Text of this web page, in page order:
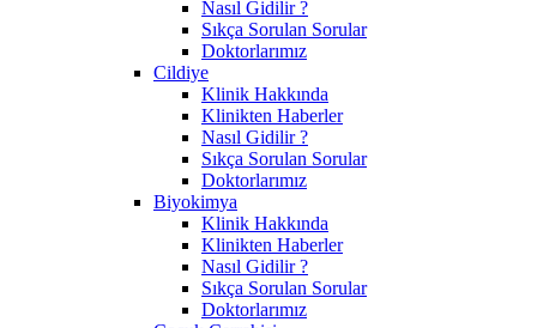
Nasıl Gidilir ?
Sıkça Sorulan Sorular
Doktorlarımız
Cildiye
Klinik Hakkında
Klinikten Haberler
Nasıl Gidilir ?
Sıkça Sorulan Sorular
Doktorlarımız
Biyokimya
Klinik Hakkında
Klinikten Haberler
Nasıl Gidilir ?
Sıkça Sorulan Sorular
Doktorlarımız